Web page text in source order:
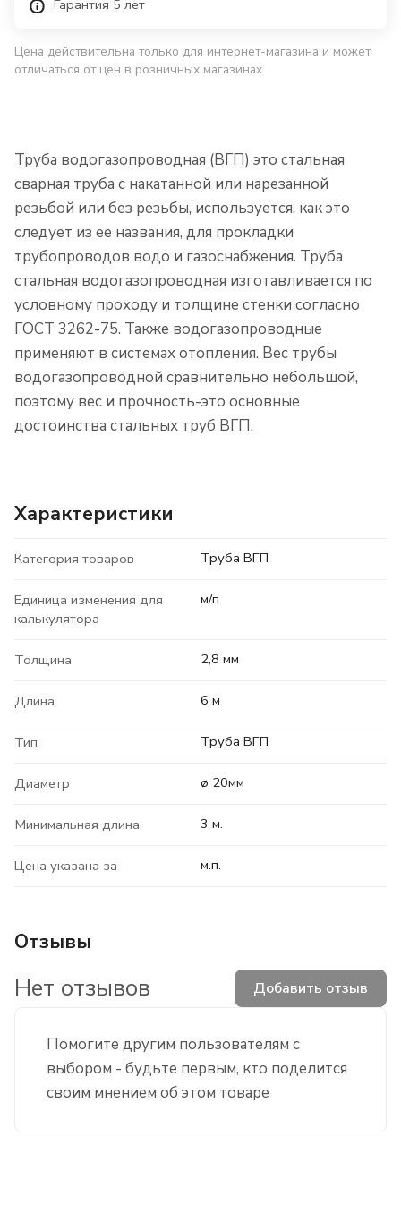
Гарантия 5 лет
Цена действительна только для интернет-магазина и может
отличаться от цен в розничных магазинах
Труба водогазопроводная (ВГП) это стальная
сварная труба с накатанной или нарезанной
резьбой или без резьбы, используется, как это
следует из ее названия, для прокладки
трубопроводов водо и газоснабжения. Труба
стальная водогазопроводная изготавливается по
условному проходу и толщине стенки согласно
ГОСТ 3262-75. Также водогазопроводные
применяют в системах отопления. Вес трубы
водогазопроводной сравнительно небольшой,
поэтому вес и прочность-это основные
достоинства стальных труб ВГП.
Характеристики
Категория товаров Труба ВГП
Единица изменения для
калькулятора
м/п
Толщина 2,8 мм
Длина 6 м
Тип Труба ВГП
Диаметр ø 20мм
Минимальная длина 3 м.
Цена указана за м.п.
Отзывы
Помогите другим пользователям с
выбором - будьте первым, кто поделится
своим мнением об этом товаре
Нет отзывов Добавить отзыв